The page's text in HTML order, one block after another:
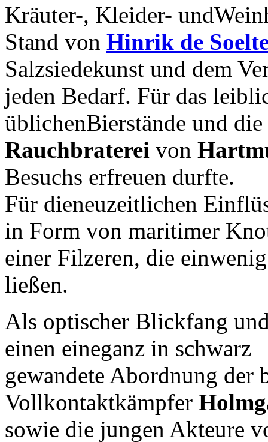
Kräuter-, Kleider-
Stand von Hinrik de
Salzsiedekunst und dem
jeden Bedarf. Für das
üblichenBierstände und
Rauchbraterei von
Besuchs erfreuen durfte.
Für dieneuzeitlichen
in Form von maritimer
einer Filzeren, die
ließen.
Als optischer Blickfang
einen eineganz in schwarz
gewandete Abordnung der
Vollkontaktkämpfer
sowie die jungen Akteure